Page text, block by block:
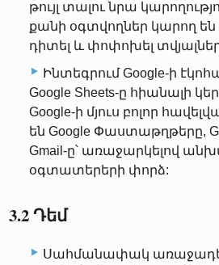
թույլ տալու նրա
քանի օգտվողներ կարող
դիտել և փոփոխել
Ինտեգրում Google-ի
Google Sheets-ը հիանալի
Google-ի մյուս բոլոր
են Google Փաստաթղթերը,
Gmail-ը՝ առաջարկելով
օգտատերերի փորձ:
3.2 Դեմ
Սահմանափակ